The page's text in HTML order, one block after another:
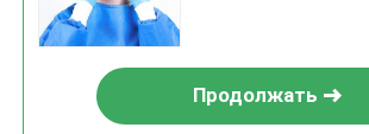
Продолжать